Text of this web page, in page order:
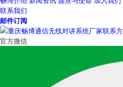
联系我们
邮件订阅
官方微信